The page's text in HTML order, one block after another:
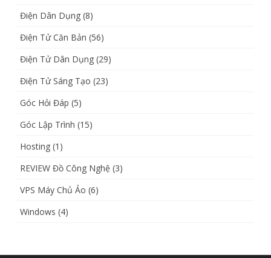
Điện Dân Dụng (8)
Điện Tử Căn Bản (56)
Điện Tử Dân Dụng (29)
Điện Tử Sáng Tạo (23)
Góc Hỏi Đáp (5)
Góc Lập Trình (15)
Hosting (1)
REVIEW Đồ Công Nghệ (3)
VPS Máy Chủ Ảo (6)
Windows (4)